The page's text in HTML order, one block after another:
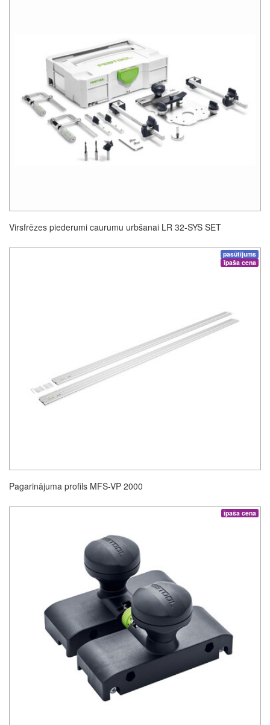
Virsfrēzes piederumi caurumu urbšanai LR 32-SYS SET
pasūtījums
īpaša cena
Pagarinājuma profils MFS-VP 2000
īpaša cena